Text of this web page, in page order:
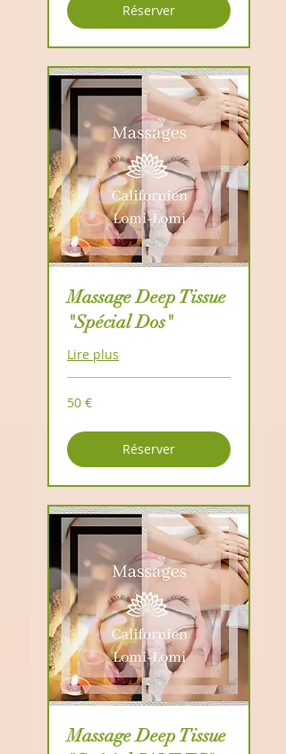
Réserver
Massage Deep Tissue
"Spécial Dos"
Lire plus
50
euros
50 €
Réserver
Massage Deep Tissue